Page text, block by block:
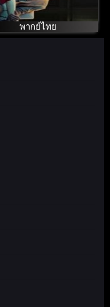
พากย์ไทย